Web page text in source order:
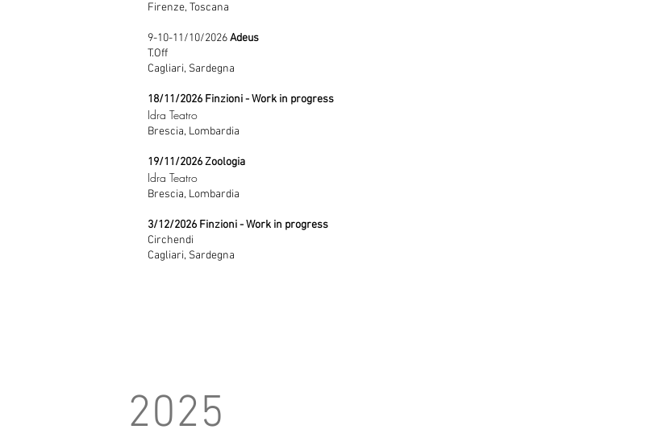
Firenze, Toscana
9-10-11/10/2026Adeus
T.Off
Cagliari, Sardegna
18/11/2026 Finzioni - Work in progress
Idra Teatro
Brescia, Lombardia
19/11/2026 Zoologia
Idra Teatro
Brescia, Lombardia
3/12/2026 Finzioni - Work in progress
Circhendi​
Cagliari, Sardegna
2025